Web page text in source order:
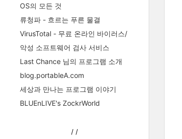
OS의 모든 것
류청파 - 흐르는 푸른 물결
VirusTotal - 무료 온라인 바이러스/
악성 소프트웨어 검사 서비스
Last Chance 님의 프로그램 소개
blog.portableA.com
세상과 만나는 프로그램 이야기
BLUEnLIVE's ZockrWorld
/ /